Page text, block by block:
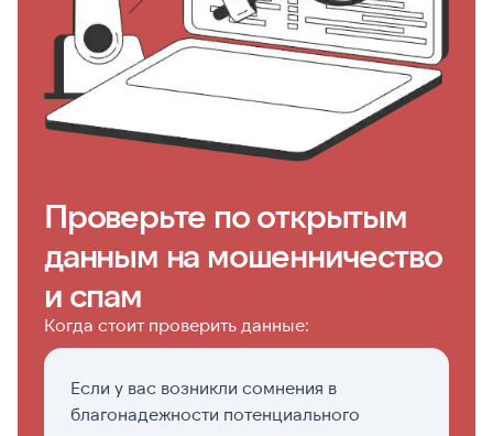
Проверьте по открытым
данным на мошенничество
и спам
Когда стоит проверить данные:
Если у вас возникли сомнения в
благонадежности потенциального